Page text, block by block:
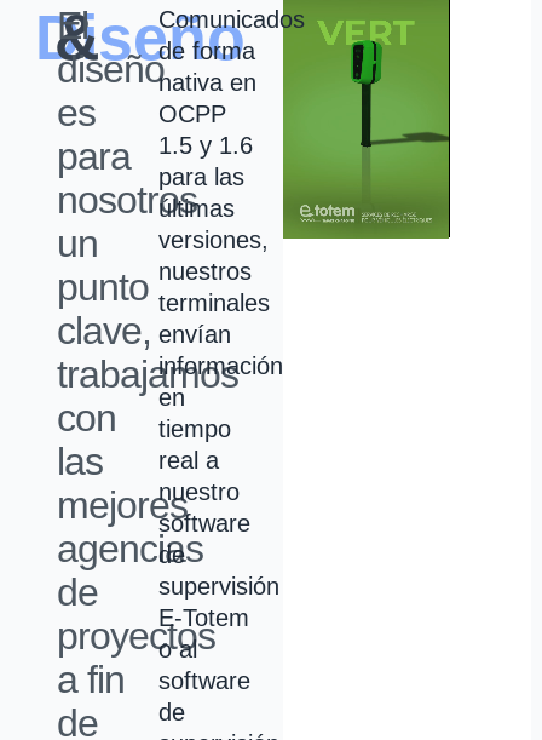
Diseño
&
tecnología
El
diseño
es
para
nosotros
un
punto
clave,
trabajamos
con
las
mejores
agencias
de
proyectos
a fin
de
Comunicados
de forma
nativa en
OCPP
1.5 y 1.6
para las
últimas
versiones,
nuestros
terminales
envían
información
en
tiempo
real a
nuestro
software
de
supervisión
E-Totem
o al
software
de